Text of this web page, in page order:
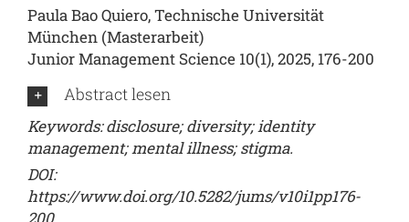
Paula Bao Quiero, Technische Universität
München (Masterarbeit)
Junior Management Science 10(1), 2025, 176-200
Abstract lesen
Keywords: disclosure; diversity; identity
management; mental illness; stigma.
DOI:
https://www.doi.org/10.5282/jums/v10i1pp176-
200